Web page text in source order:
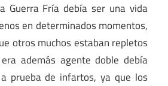
Guerra Fría debía ser una vida
en determinados momentos,
otros muchos estaban repletos
además agente doble debía
prueba de infartos, ya que los